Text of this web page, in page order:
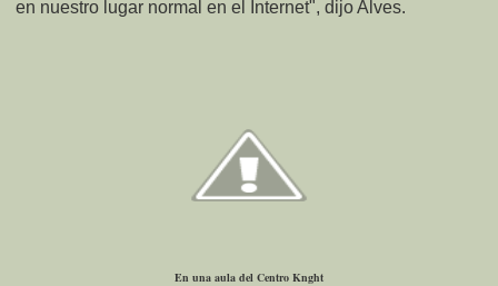
en nuestro lugar normal en el Internet", dijo Alves.
En una aula del Centro Knght